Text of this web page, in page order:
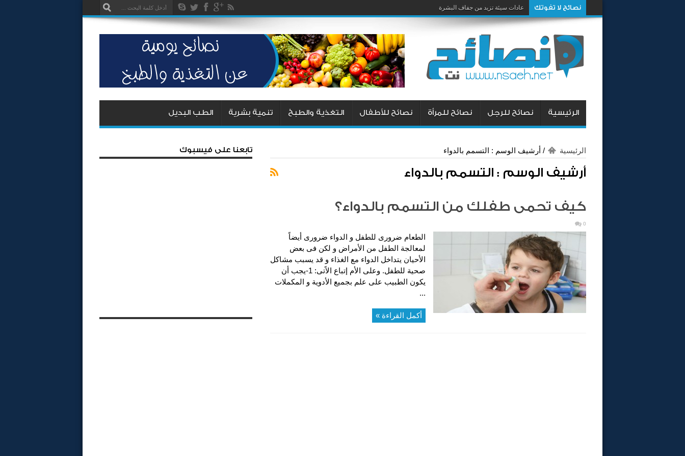
نصائح لا تفوتك عادات سيئة تزيد من جفاف البشرة
الرئيسية نصائح للرجل نصائح للمرأة نصائح للأطفال التغذية والطبخ تنمية بشرية الطب البديل
الرئيسية / أرشيف الوسم : التسمم بالدواء
أرشيف الوسم : التسمم بالدواء
كيف تحمى طفلك من التسمم بالدواء؟
0
الطعام ضرورى للطفل و الدواء ضرورى أيضاً
لمعالجة الطفل من الأمراض و لكن فى بعض
الأحيان يتداخل الدواء مع الغذاء و قد يسبب مشاكل
صحية للطفل. وعلى الأم إتباع الاًتى: 1-يجب أن
يكون الطبيب على علم بجميع الأدوية و المكملات
...
أكمل القراءة »
تابعنا على فيسبوك